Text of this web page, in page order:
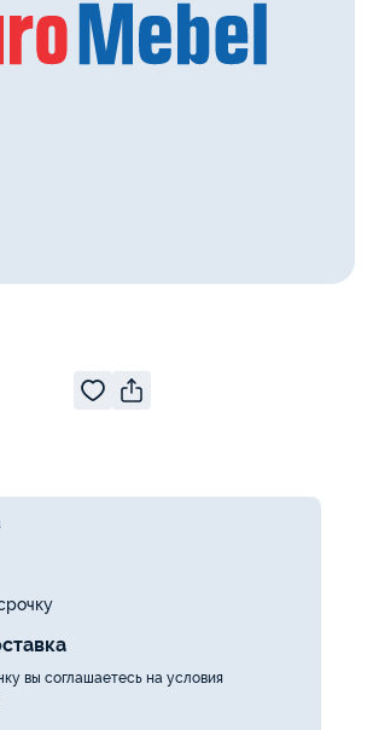
вы соглашаетесь на условия